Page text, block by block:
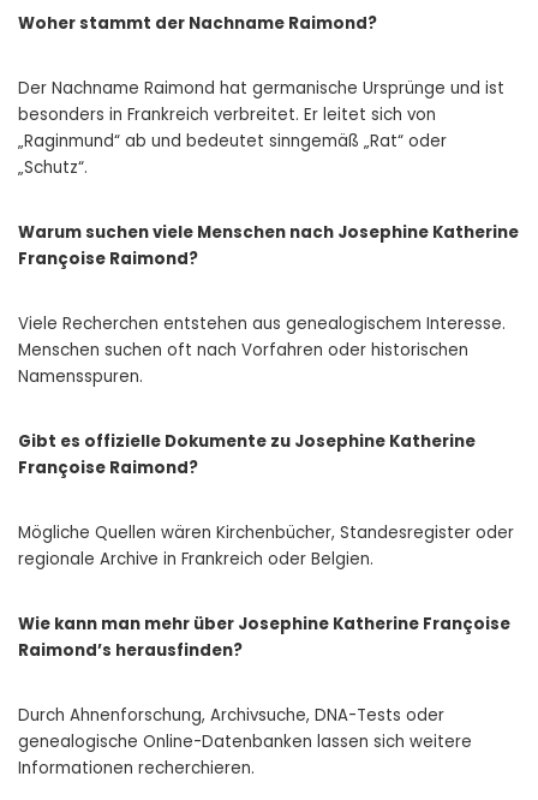
Woher stammt der Nachname Raimond?
Der Nachname Raimond hat germanische Ursprünge und ist
besonders in Frankreich verbreitet. Er leitet sich von
„Raginmund“ ab und bedeutet sinngemäß „Rat“ oder
„Schutz“.
Warum suchen viele Menschen nach Josephine Katherine
Françoise Raimond?
Viele Recherchen entstehen aus genealogischem Interesse.
Menschen suchen oft nach Vorfahren oder historischen
Namensspuren.
Gibt es offizielle Dokumente zu Josephine Katherine
Françoise Raimond?
Mögliche Quellen wären Kirchenbücher, Standesregister oder
regionale Archive in Frankreich oder Belgien.
Wie kann man mehr über Josephine Katherine Françoise
Raimond’s herausfinden?
Durch Ahnenforschung, Archivsuche, DNA-Tests oder
genealogische Online-Datenbanken lassen sich weitere
Informationen recherchieren.